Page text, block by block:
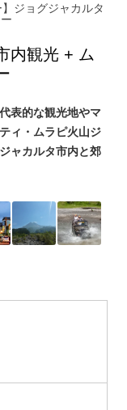
】ジョグジャカルタ
内観光 + ム
表的な観光地やマ
ィ・ムラピ火山ジ
ャカルタ市内と郊